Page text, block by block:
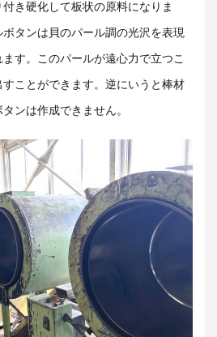
き硬化して板状の原料になりま
タンは貝のパール調の光沢を表現
す。このパールが遠心力で立つこ
ことができます。逆にいうと棒材
ンは作成できません。